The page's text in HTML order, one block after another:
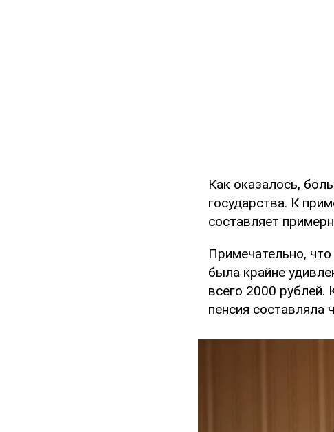
Как оказалось,
государства. К
составляет
Примечательно,
была крайне
всего 2000 рублей.
пенсия составляла